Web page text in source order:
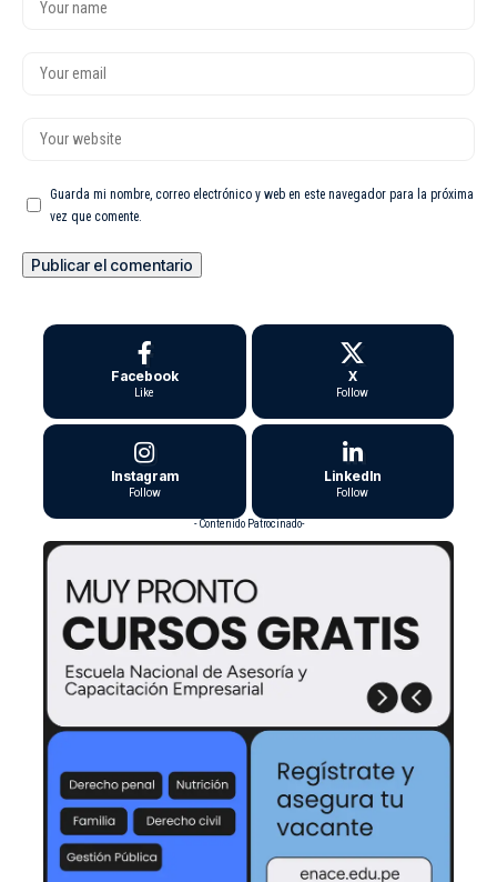
Guarda mi nombre, correo electrónico y web en este navegador para la próxima
vez que comente.
Facebook
Like
X
Follow
Instagram
Follow
LinkedIn
Follow
- Contenido Patrocinado-